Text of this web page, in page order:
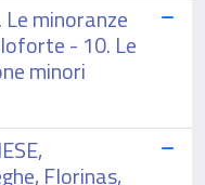
minoranze
- 10. Le
minori
Florinas,